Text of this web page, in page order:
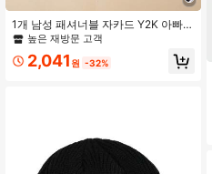
1개 남성 패셔너블 자카드 Y2K 아빠
모자, 스트릿웨어 비니 가을 의상
높은 재방문 고객
2,041 원 -32%